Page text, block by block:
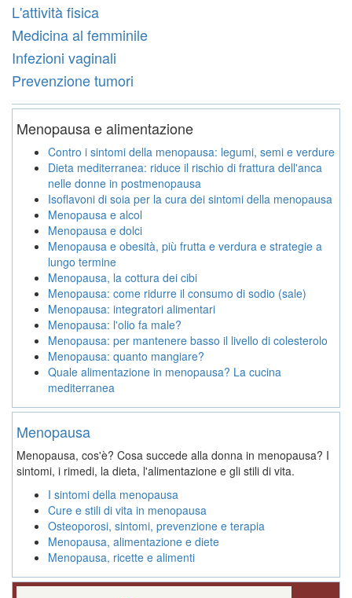
L'attività fisica
Medicina al femminile
Infezioni vaginali
Prevenzione tumori
Menopausa e alimentazione
Contro i sintomi della menopausa: legumi, semi e verdure
Dieta mediterranea: riduce il rischio di frattura dell'anca
nelle donne in postmenopausa
Isoflavoni di soia per la cura dei sintomi della menopausa
Menopausa e alcol
Menopausa e dolci
Menopausa e obesità, più frutta e verdura e strategie a
lungo termine
Menopausa, la cottura dei cibi
Menopausa: come ridurre il consumo di sodio (sale)
Menopausa: integratori alimentari
Menopausa: l'olio fa male?
Menopausa: per mantenere basso il livello di colesterolo
Menopausa: quanto mangiare?
Quale alimentazione in menopausa? La cucina
mediterranea
Menopausa
Menopausa, cos'è? Cosa succede alla donna in menopausa? I
sintomi, i rimedi, la dieta, l'alimentazione e gli stili di vita.
I sintomi della menopausa
Cure e stili di vita in menopausa
Osteoporosi, sintomi, prevenzione e terapia
Menopausa, alimentazione e diete
Menopausa, ricette e alimenti